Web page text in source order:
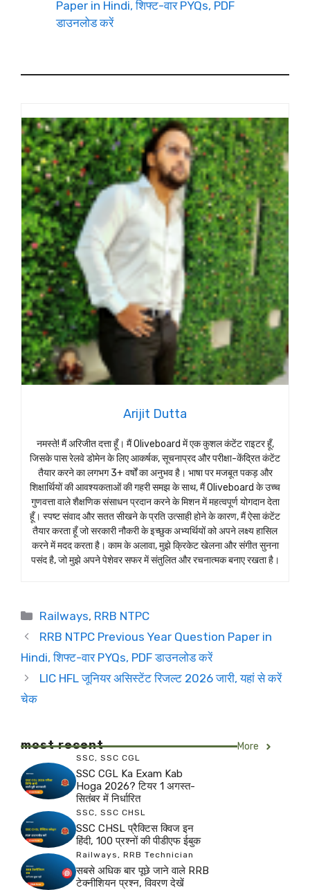
Paper in Hindi, शिफ्ट-वार PYQs, PDF
डाउनलोड करें
Arijit Dutta
नमस्ते! मैं अरिजीत दत्ता हूँ। मैं Oliveboard में एक कुशल कंटेंट राइटर हूँ,
जिसके पास रेलवे डोमेन के लिए आकर्षक, सूचनाप्रद और परीक्षा-केंद्रित कंटेंट
तैयार करने का लगभग 3+ वर्षों का अनुभव है। भाषा पर मजबूत पकड़ और
शिक्षार्थियों की आवश्यकताओं की गहरी समझ के साथ, मैं Oliveboard के उच्च
गुणवत्ता वाले शैक्षणिक संसाधन प्रदान करने के मिशन में महत्वपूर्ण योगदान देता
हूँ। स्पष्ट संवाद और सतत सीखने के प्रति उत्साही होने के कारण, मैं ऐसा कंटेंट
तैयार करता हूँ जो सरकारी नौकरी के इच्छुक अभ्यर्थियों को अपने लक्ष्य हासिल
करने में मदद करता है। काम के अलावा, मुझे क्रिकेट खेलना और संगीत सुनना
पसंद है, जो मुझे अपने पेशेवर सफर में संतुलित और रचनात्मक बनाए रखता है।
Categories
Railways, RRB NTPC
RRB NTPC Previous Year Question Paper in
Hindi, शिफ्ट-वार PYQs, PDF डाउनलोड करें
LIC HFL जूनियर असिस्टेंट रिजल्ट 2026 जारी, यहां से करें
चेक
most recent More
SSC, SSC CGL
SSC CGL Ka Exam Kab
Hoga 2026? टियर 1 अगस्त-
सितंबर में निर्धारित
SSC, SSC CHSL
SSC CHSL प्रैक्टिस क्विज इन
हिंदी, 100 प्रश्नों की पीडीएफ ईबुक
Railways, RRB Technician
सबसे अधिक बार पूछे जाने वाले RRB
टेक्नीशियन प्रश्न, विवरण देखें